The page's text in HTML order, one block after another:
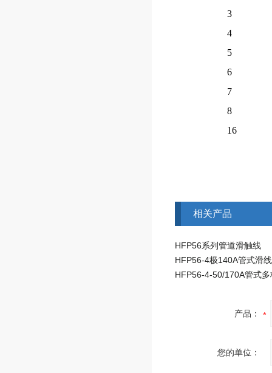
3
4
5
6
7
8
16
相关产品
HFP56系列管道滑触线
产品：
您的单位：